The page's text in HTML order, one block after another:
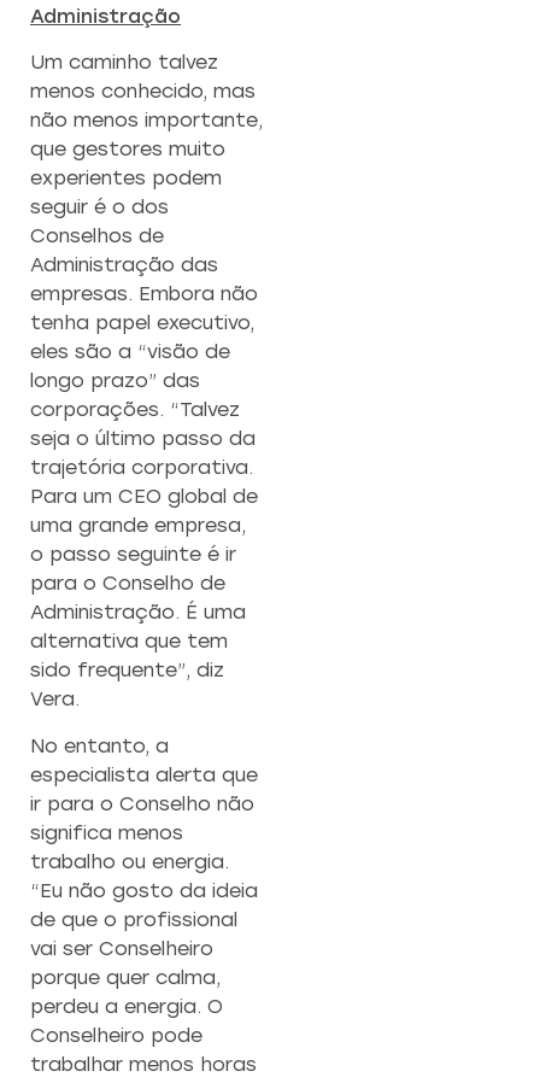
Administração
Um caminho talvez
menos conhecido, mas
não menos importante,
que gestores muito
experientes podem
seguir é o dos
Conselhos de
Administração das
empresas. Embora não
tenha papel executivo,
eles são a “visão de
longo prazo” das
corporações. “Talvez
seja o último passo da
trajetória corporativa.
Para um CEO global de
uma grande empresa,
o passo seguinte é ir
para o Conselho de
Administração. É uma
alternativa que tem
sido frequente”, diz
Vera.
No entanto, a
especialista alerta que
ir para o Conselho não
significa menos
trabalho ou energia.
“Eu não gosto da ideia
de que o profissional
vai ser Conselheiro
porque quer calma,
perdeu a energia. O
Conselheiro pode
trabalhar menos horas